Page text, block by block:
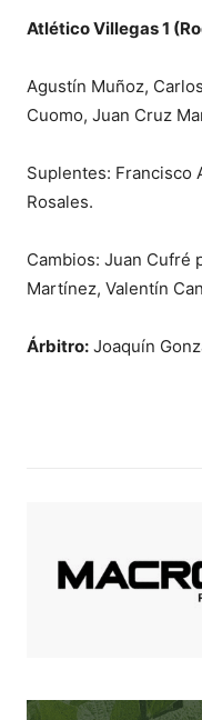
Atlético Villegas 1
Agustín Muñoz,
Cuomo, Juan Cruz
Suplentes: Francisco
Rosales.
Cambios: Juan Cufré
Martínez, Valentín
Árbitro: Joaquín